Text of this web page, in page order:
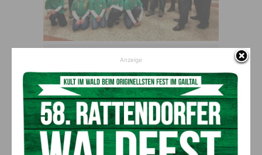
Antolitsch, Direktorin Mag.a Evelyn Schwenner, NMS-
Arnoldstein Direktor MMag. Walter Millechner, Naturpark
Rat Vorsitzender Oskar Tscherpel, Naturpark
Geschäftsführer Mag. Robert Heuberger, Amtsleiter
Gernot Obermoser, Kranjska Gora Tourismuschef aus
Matjaž Podlipnik
Anzeige